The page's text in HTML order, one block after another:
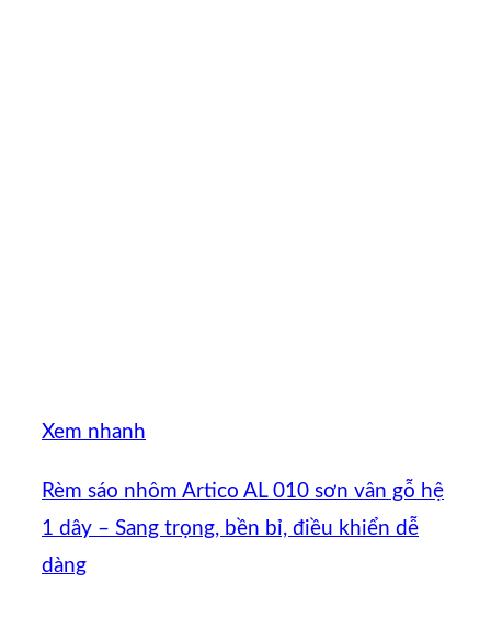
Xem nhanh
Rèm sáo nhôm Artico AL 010 sơn vân gỗ hệ
1 dây – Sang trọng, bền bỉ, điều khiển dễ
dàng